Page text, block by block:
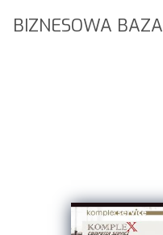
BIZNESOWA BAZA